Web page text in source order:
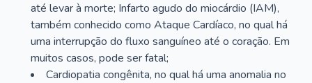
até levar à morte; Infarto agudo do miocárdio (IAM),
também conhecido como Ataque Cardíaco, no qual há
uma interrupção do fluxo sanguíneo até o coração. Em
muitos casos, pode ser fatal;
Cardiopatia congênita, no qual há uma anomalia no